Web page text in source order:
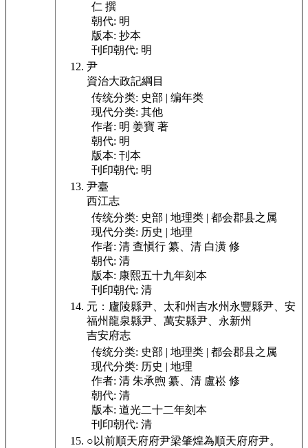
仁 撰
朝代: 明
版本: 抄本
刊印朝代: 明
尹
資治大政記綱目
传统分类: 史部 | 编年类
现代分类: 其他
作者: 明 姜寶 著
朝代: 明
版本: 刊本
刊印朝代: 明
尹臺
西江志
传统分类: 史部 | 地理类 | 都会郡县之属
现代分类: 历史 | 地理
作者: 清 查愼行 纂、清 白潢 修
朝代: 清
版本: 康熙五十九年刻本
刊印朝代: 清
元：廬陵縣尹、太和州吉水州 永豐縣尹、安
福州龍泉縣尹、萬安縣尹、永新州
吉安府志
传统分类: 史部 | 地理类 | 都会郡县之属
现代分类: 历史 | 地理
作者: 清 朱承煦 纂、清 盧崧 修
朝代: 清
版本: 道光二十二年刻本
刊印朝代: 清
○以前順天府府尹梁肇煌為順天府府尹。